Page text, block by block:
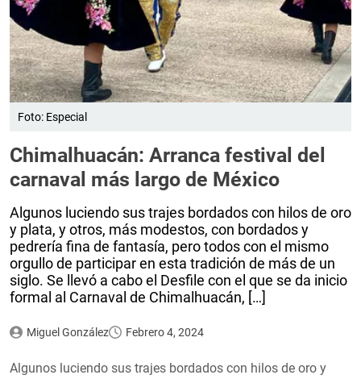
Foto: Especial
Chimalhuacán: Arranca festival del
carnaval más largo de México
Algunos luciendo sus trajes bordados con hilos de oro
y plata, y otros, más modestos, con bordados y
pedrería fina de fantasía, pero todos con el mismo
orgullo de participar en esta tradición de más de un
siglo. Se llevó a cabo el Desfile con el que se da inicio
formal al Carnaval de Chimalhuacán, […]
Miguel González Febrero 4, 2024
Algunos luciendo sus trajes bordados con hilos de oro y